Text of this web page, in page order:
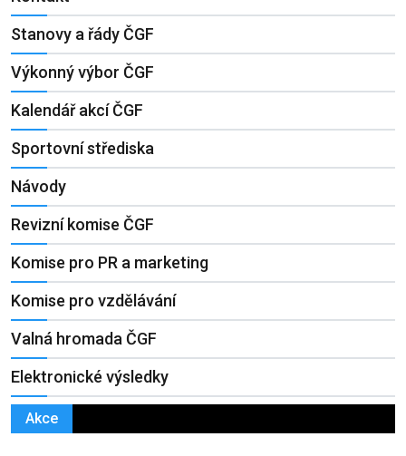
Stanovy a řády ČGF
Výkonný výbor ČGF
Kalendář akcí ČGF
Sportovní střediska
Návody
Revizní komise ČGF
Komise pro PR a marketing
Komise pro vzdělávání
Valná hromada ČGF
Elektronické výsledky
Akce